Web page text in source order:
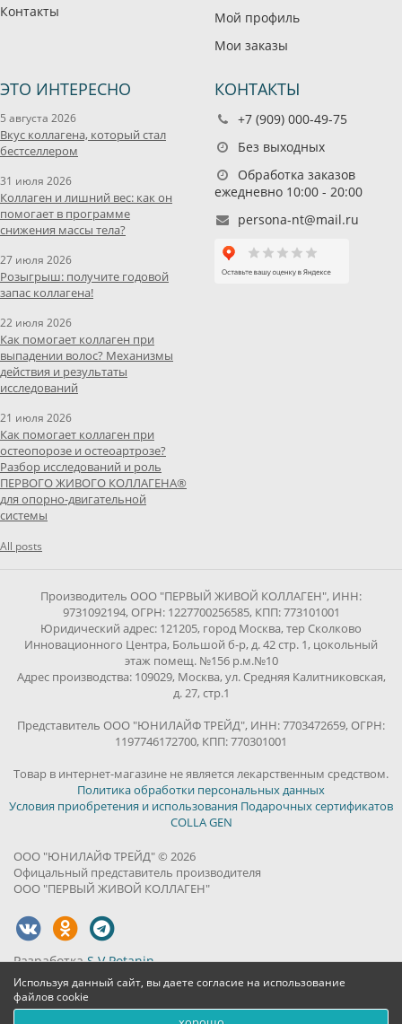
Используя данный сайт, вы даете согласие на использование
файлов cookie
Контакты
Мой профиль
Мои заказы
ЭТО ИНТЕРЕСНО
5 августа 2026
Вкус коллагена, который стал
бестселлером
31 июля 2026
Коллаген и лишний вес: как он
помогает в программе
снижения массы тела?
27 июля 2026
Розыгрыш: получите годовой
запас коллагена!
22 июля 2026
Как помогает коллаген при
выпадении волос? Механизмы
действия и результаты
исследований
21 июля 2026
Как помогает коллаген при
остеопорозе и остеоартрозе?
Разбор исследований и роль
ПЕРВОГО ЖИВОГО КОЛЛАГЕНА®
для опорно-двигательной
системы
All posts
КОНТАКТЫ
+7 (909) 000-49-75
Без выходных
Обработка заказов
ежедневно 10:00 - 20:00
persona-nt@mail.ru
Производитель ООО "ПЕРВЫЙ ЖИВОЙ КОЛЛАГЕН", ИНН:
9731092194, ОГРН: 1227700256585, КПП: 773101001
Юридический адрес: 121205, город Москва, тер Сколково
Инновационного Центра, Большой б-р, д. 42 стр. 1, цокольный
этаж помещ. №156 р.м.№10
Адрес производства: 109029, Москва, ул. Средняя Калитниковская,
д. 27, стр.1
Представитель ООО "ЮНИЛАЙФ ТРЕЙД", ИНН: 7703472659, ОГРН:
1197746172700, КПП: 770301001
Товар в интернет-магазине не является лекарственным средством.
Политика обработки персональных данных
Условия приобретения и использования Подарочных сертификатов
COLLA GEN
ООО "ЮНИЛАЙФ ТРЕЙД" © 2026
Офицальный представитель производителя
ООО "ПЕРВЫЙ ЖИВОЙ КОЛЛАГЕН"
РазработкаS.V.Potanin